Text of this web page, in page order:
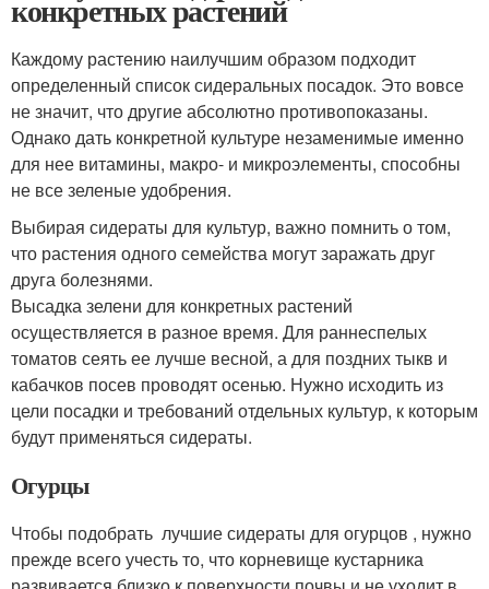
конкретных растений
Каждому растению наилучшим образом подходит
определенный список сидеральных посадок. Это вовсе
не значит, что другие абсолютно противопоказаны.
Однако дать конкретной культуре незаменимые именно
для нее витамины, макро- и микроэлементы, способны
не все зеленые удобрения.
Выбирая сидераты для культур, важно помнить о том,
что растения одного семейства могут заражать друг
друга болезнями.
Высадка зелени для конкретных растений
осуществляется в разное время. Для раннеспелых
томатов сеять ее лучше весной, а для поздних тыкв и
кабачков посев проводят осенью. Нужно исходить из
цели посадки и требований отдельных культур, к которым
будут применяться сидераты.
Огурцы
Чтобы подобрать лучшие сидераты для огурцов , нужно
прежде всего учесть то, что корневище кустарника